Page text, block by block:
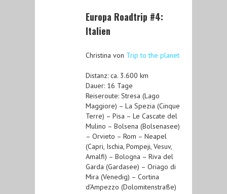
Europa Roadtrip #4:
Italien
Christina von Trip to the planet
Distanz: ca. 3.600 km
Dauer: 16 Tage
Reiseroute: Stresa (Lago
Maggiore) – La Spezia (Cinque
Terre) – Pisa – Le Cascate del
Mulino – Bolsena (Bolsenasee)
– Orvieto – Rom – Neapel
(Capri, Ischia, Pompeji, Vesuv,
Amalfi) – Bologna – Riva del
Garda (Gardasee) – Oriago di
Mira (Venedig) – Cortina
d’Ampezzo (Dolomitenstraße)